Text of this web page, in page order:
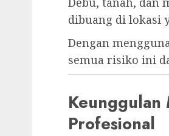
dibuang di lokasi
Dengan
semua risiko ini
Keunggulan
Profesional